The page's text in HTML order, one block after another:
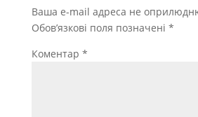
Ваша e-mail адреса не
Обов’язкові поля позначені *
Коментар *